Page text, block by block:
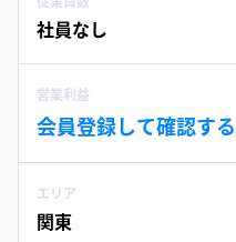
社員なし
営業利益
会員登録して確認する
エリア
関東